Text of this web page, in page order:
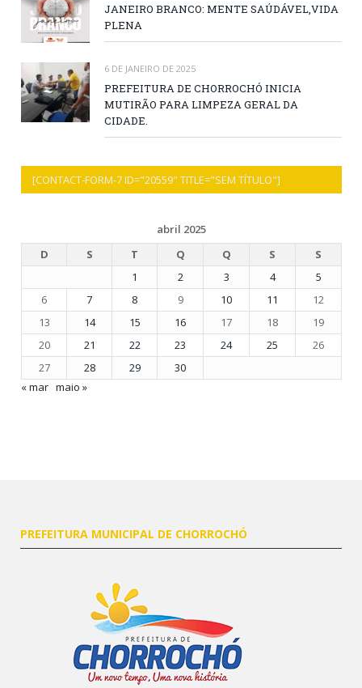
JANEIRO BRANCO: MENTE SAÚDÁVEL,VIDA
PLENA
6 DE JANEIRO DE 2025
PREFEITURA DE CHORROCHÓ INICIA
MUTIRÃO PARA LIMPEZA GERAL DA
CIDADE.
[CONTACT-FORM-7 ID="20559" TITLE="SEM TÍTULO"]
abril 2025
D
S T Q Q S
S
1
2 3 4
5
6
7 8 9 10 11
12
13
14 15 16 17 18
19
20
21 22 23 24 25
26
27
28 29
30
« mar maio »
PREFEITURA MUNICIPAL DE CHORROCHÓ